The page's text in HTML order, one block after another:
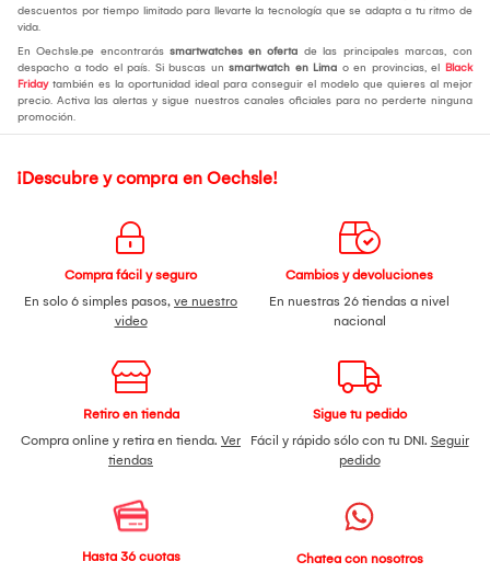
descuentos por tiempo limitado para llevarte la tecnología que se adapta a tu ritmo de
vida.
En Oechsle.pe encontrarás smartwatches en oferta de las principales marcas, con
despacho a todo el país. Si buscas un smartwatch en Lima o en provincias, el Black
Fridaytambién es la oportunidad ideal para conseguir el modelo que quieres al mejor
precio. Activa las alertas y sigue nuestros canales oficiales para no perderte ninguna
promoción.
¡Descubre y compra en Oechsle!
Compra fácil y seguro
En solo 6 simples pasos, ve nuestro
video
Cambios y devoluciones
En nuestras 26 tiendas a nivel
nacional
Retiro en tienda
Compra online y retira en tienda. Ver
tiendas
Sigue tu pedido
Fácil y rápido sólo con tu DNI. Seguir
pedido
Hasta 36 cuotas
Chatea con nosotros